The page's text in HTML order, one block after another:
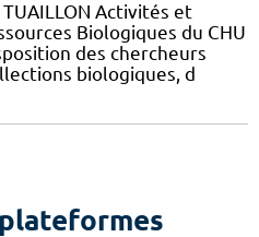
Activités et
Biologiques du CHU
des chercheurs
biologiques, d